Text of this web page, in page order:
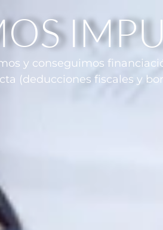
y conseguimos
(deducciones fiscales y